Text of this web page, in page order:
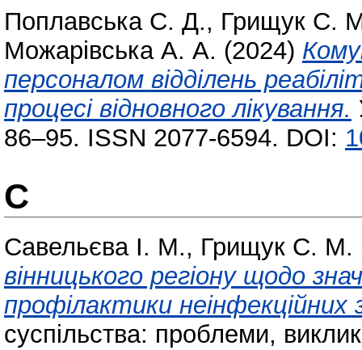
Поплавська С. Д., Грищук С.
Можарівська А. А. (2024)
персоналом відділень
процесі відновного лікування.
86–95. ISSN 2077-6594. DOI:
С
Савельєва І. М., Грищук С. М.
вінницького регіону щодо
профілактики неінфекційних
суспільства: проблеми,